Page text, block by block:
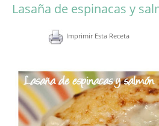
Lasaña de espinacas y
Imprimir Esta Receta